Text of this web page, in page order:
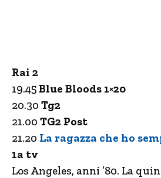
Rai 2
19.45Blue Bloods 1×20
20.30 Tg2
21.00 TG2 Post
21.20 La ragazza che ho
1a tv
Los Angeles, anni ’80. La